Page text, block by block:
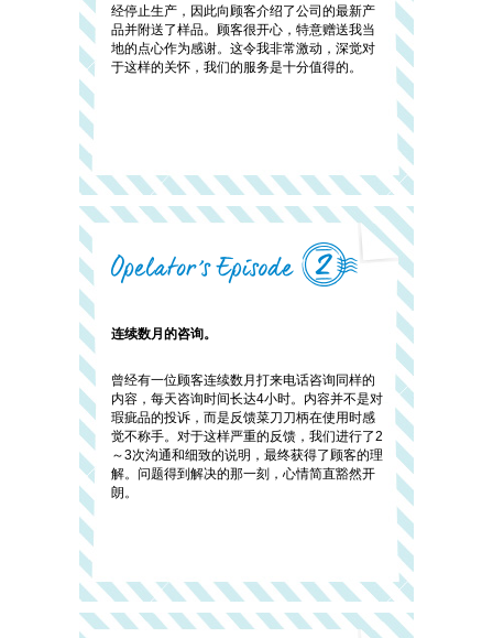
经停止生产，因此向顾客介绍了公司的最新产
品并附送了样品。顾客很开心，特意赠送我当
地的点心作为感谢。这令我非常激动，深觉对
于这样的关怀，我们的服务是十分值得的。
连续数月的咨询。
曾经有一位顾客连续数月打来电话咨询同样的
内容，每天咨询时间长达4小时。内容并不是对
瑕疵品的投诉，而是反馈菜刀刀柄在使用时感
觉不称手。对于这样严重的反馈，我们进行了2
～3次沟通和细致的说明，最终获得了顾客的理
解。问题得到解决的那一刻，心情简直豁然开
朗。